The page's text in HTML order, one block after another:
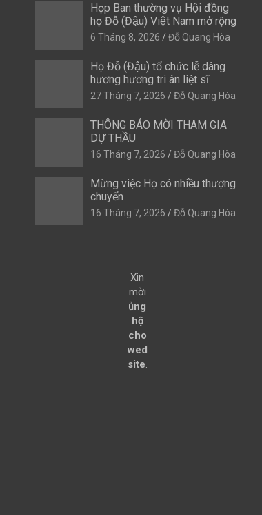
Họp Ban thường vụ Hội đồng
họ Đỗ (Đậu) Việt Nam mở rộng
6 Tháng 8, 2026 Đỗ Quang Hòa
Họ Đỗ (Đậu) tổ chức lễ dâng
hương hương tri ân liệt sĩ
27 Tháng 7, 2026 Đỗ Quang Hòa
THÔNG BÁO MỜI THAM GIA
DỰ THẦU
16 Tháng 7, 2026 Đỗ Quang Hòa
Mừng việc Họ có nhiều thượng
chuyển
16 Tháng 7, 2026 Đỗ Quang Hòa
Xin
mời
ủng
hộ
cho
wed
site.